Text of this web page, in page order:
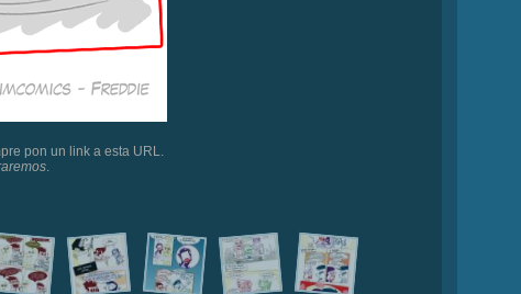
pon un link a esta URL.
.